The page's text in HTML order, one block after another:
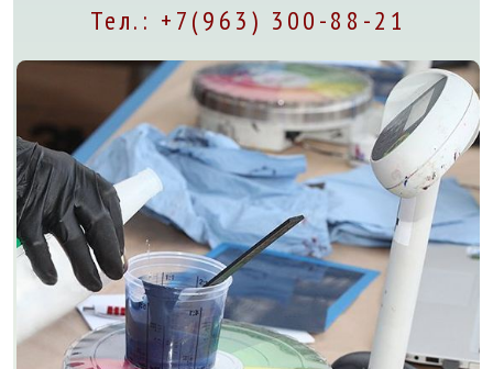
Тел.: +7(963) 300-88-21